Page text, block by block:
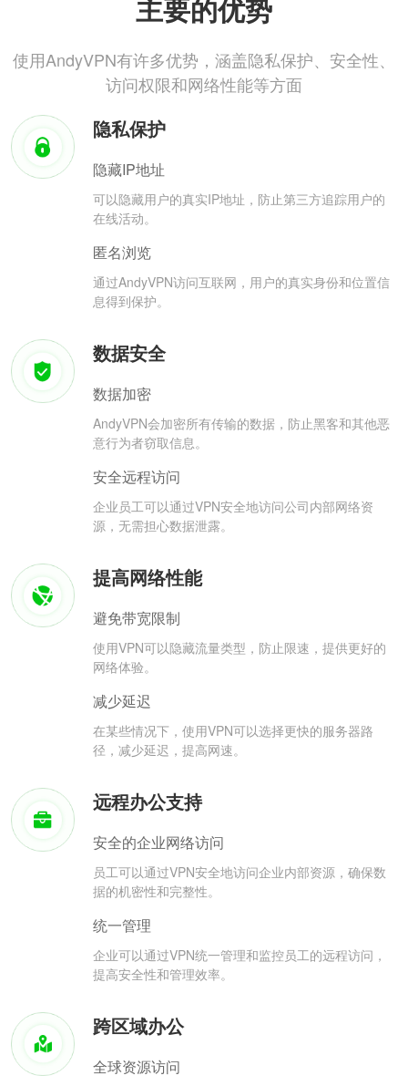
主要的优势
使用AndyVPN有许多优势，涵盖隐私保护、安全性、
访问权限和网络性能等方面
隐私保护
隐藏IP地址
可以隐藏用户的真实IP地址，防止第三方追踪用户的
在线活动。
匿名浏览
通过AndyVPN访问互联网，用户的真实身份和位置信
息得到保护。
数据安全
数据加密
AndyVPN会加密所有传输的数据，防止黑客和其他恶
意行为者窃取信息。
安全远程访问
企业员工可以通过VPN安全地访问公司内部网络资
源，无需担心数据泄露。
提高网络性能
避免带宽限制
使用VPN可以隐藏流量类型，防止限速，提供更好的
网络体验。
减少延迟
在某些情况下，使用VPN可以选择更快的服务器路
径，减少延迟，提高网速。
远程办公支持
安全的企业网络访问
员工可以通过VPN安全地访问企业内部资源，确保数
据的机密性和完整性。
统一管理
企业可以通过VPN统一管理和监控员工的远程访问，
提高安全性和管理效率。
跨区域办公
全球资源访问